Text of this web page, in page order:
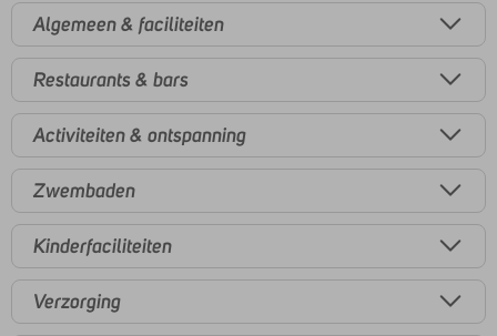
Algemeen & faciliteiten
Restaurants & bars
Activiteiten & ontspanning
Zwembaden
Kinderfaciliteiten
Verzorging